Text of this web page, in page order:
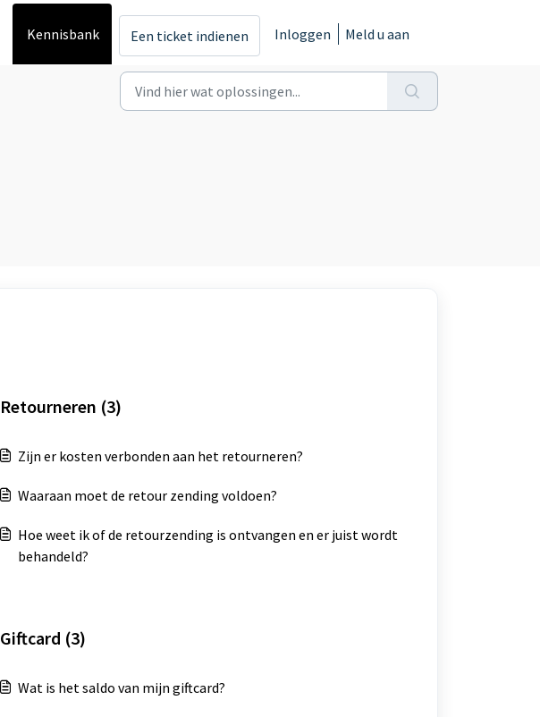
Kennisbank Een ticket indienen Inloggen Meld u aan
Retourneren (3)
Zijn er kosten verbonden aan het retourneren?
Waaraan moet de retour zending voldoen?
Hoe weet ik of de retourzending is ontvangen en er juist wordt
behandeld?
Giftcard (3)
Wat is het saldo van mijn giftcard?